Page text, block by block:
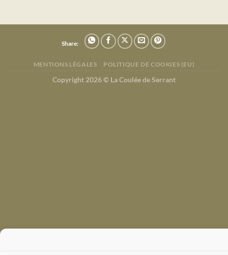
Share:
MENTIONS LÉGALES POLITIQUE DE COOKIES (EU)
Copyright 2026 © La Coulée de Serrant